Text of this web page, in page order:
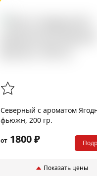
Северный с ароматом
фьюжн, 200 гр.
от 1800 ₽
Показать цены